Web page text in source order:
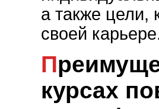
а также цели,
своей
Преимущества обучения на
курсах